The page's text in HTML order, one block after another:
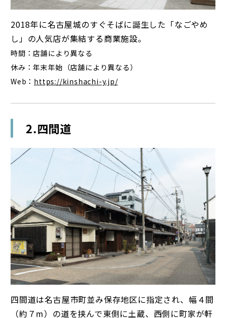
2018年に名古屋城のすぐそばに誕生した「なごやめ
し」の人気店が集結する商業施設。
時間：店舗により異なる
休み：年末年始（店舗により異なる）
Web： https://kinshachi-y.jp/
2.四間道
四間道は名古屋市町並み保存地区に指定され、幅４間
（約７m）の道を挟んで東側に土蔵、西側に町家が軒